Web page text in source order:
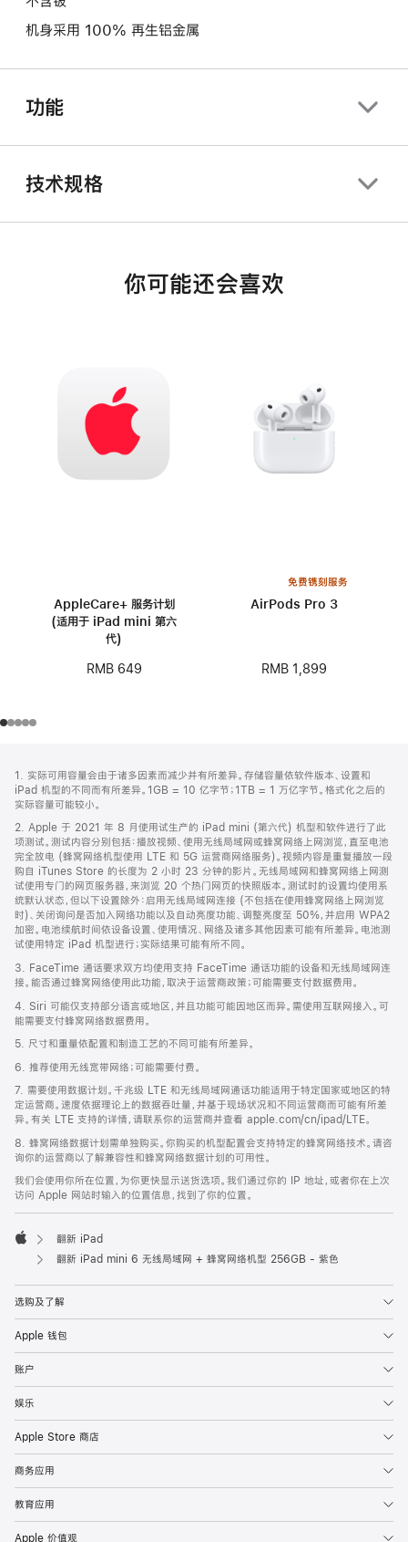
机身采用 100% 再生铝金属
功能
技术规格
你可能还会喜欢
AppleCare+ 服务计划
(适用于 iPad mini 第六
代)
RMB 649
免费镌刻服务
AirPods Pro 3
RMB 1,899
页
页
脚
注
1. 实际可用容量会由于诸多因素而减少并有所差异。存储容量依软件版本、设置和
iPad 机型的不同而有所差异。1GB = 10 亿字节；1TB = 1 万亿字节。格式化之后的
实际容量可能较小。
2. Apple 于 2021 年 8 月使用试生产的 iPad mini (第六代) 机型和软件进行了此
项测试。测试内容分别包括：播放视频、使用无线局域网或蜂窝网络上网浏览，直至电池
完全放电 (蜂窝网络机型使用 LTE 和 5G 运营商网络服务)。视频内容是重复播放一段
购自 iTunes Store 的长度为 2 小时 23 分钟的影片。无线局域网和蜂窝网络上网测
试使用专门的网页服务器，来浏览 20 个热门网页的快照版本。测试时的设置均使用系
统默认状态，但以下设置除外：启用无线局域网连接 (不包括在使用蜂窝网络上网浏览
时)、关闭询问是否加入网络功能以及自动亮度功能、调整亮度至 50%，并启用 WPA2
加密。电池续航时间依设备设置、使用情况、网络及诸多其他因素可能有所差异。电池测
试使用特定 iPad 机型进行；实际结果可能有所不同。
3. FaceTime 通话要求双方均使用支持 FaceTime 通话功能的设备和无线局域网连
接。能否通过蜂窝网络使用此功能，取决于运营商政策；可能需要支付数据费用。
4. Siri 可能仅支持部分语言或地区，并且功能可能因地区而异。需使用互联网接入。可
能需要支付蜂窝网络数据费用。
5. 尺寸和重量依配置和制造工艺的不同可能有所差异。
6. 推荐使用无线宽带网络；可能需要付费。
7. 需要使用数据计划。千兆级 LTE 和无线局域网通话功能适用于特定国家或地区的特
定运营商。速度依据理论上的数据吞吐量，并基于现场状况和不同运营商而可能有所差
异。有关 LTE 支持的详情，请联系你的运营商并查看 apple.com/cn/ipad/LTE。
8. 蜂窝网络数据计划需单独购买。你购买的机型配置会支持特定的蜂窝网络技术。请咨
询你的运营商以了解兼容性和蜂窝网络数据计划的可用性。
我们会使用你所在位置，为你更快显示送货选项。我们通过你的 IP 地址，或者你在上次
访问 Apple 网站时输入的位置信息，找到了你的位置。
Apple
翻新 iPad
翻新 iPad mini 6 无线局域网 + 蜂窝网络机型 256GB - 紫色
选购及了解
Apple 钱包
账户
娱乐
Apple Store 商店
商务应用
教育应用
Apple 价值观